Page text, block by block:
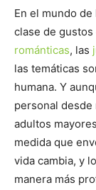
En el mundo
clase de
románticas, las
las temáticas
humana. Y
personal
adultos
medida que
vida cambia, y
manera más